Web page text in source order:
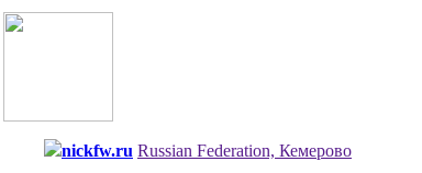
nickfw.ru Russian Federation, Кемерово